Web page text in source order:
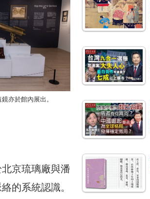
亦於館內展出。
京琉璃廠與潘
的系統認識。